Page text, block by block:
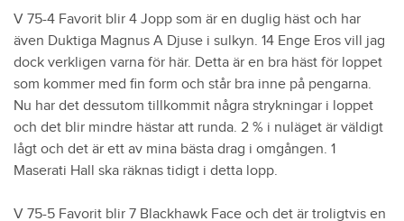
V 75-4 Favorit blir 4 Jopp som är en duglig häst och har
även Duktiga Magnus A Djuse i sulkyn. 14 Enge Eros vill jag
dock verkligen varna för här. Detta är en bra häst för loppet
som kommer med fin form och står bra inne på pengarna.
Nu har det dessutom tillkommit några strykningar i loppet
och det blir mindre hästar att runda. 2 % i nuläget är väldigt
lågt och det är ett av mina bästa drag i omgången. 1
Maserati Hall ska räknas tidigt i detta lopp.
V 75-5 Favorit blir 7 Blackhawk Face och det är troligtvis en